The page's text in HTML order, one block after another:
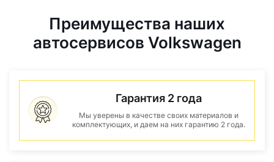
Преимущества наших
автосервисов Volkswagen
Гарантия 2 года
Мы уверены в качестве своих материалов и
комплектующих, и даем на них гарантию 2 года.